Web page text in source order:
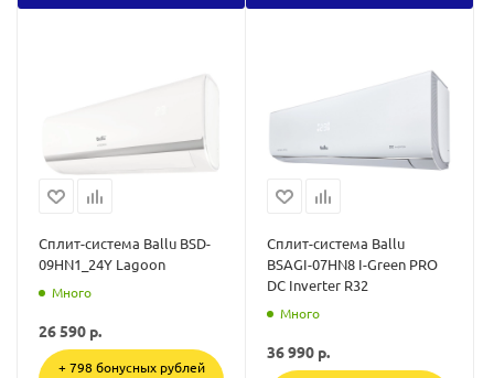
Сплит-система Ballu BSD-
09HN1_24Y Lagoon
Много
26 590 р.
+ 798 бонусных рублей
Сплит-система Ballu
BSAGI-07HN8 I-Green PRO
DC Inverter R32
Много
36 990 р.